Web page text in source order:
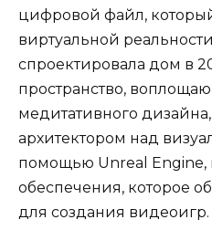
цифровой файл,
виртуальной
спроектировала дом в
пространство,
медитативного
архитектором над
помощью Unreal Engine,
обеспечения, которое
для создания видеоигр.